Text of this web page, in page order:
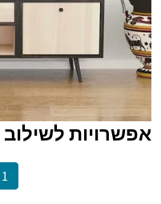
אפשרויות לשילוב
1